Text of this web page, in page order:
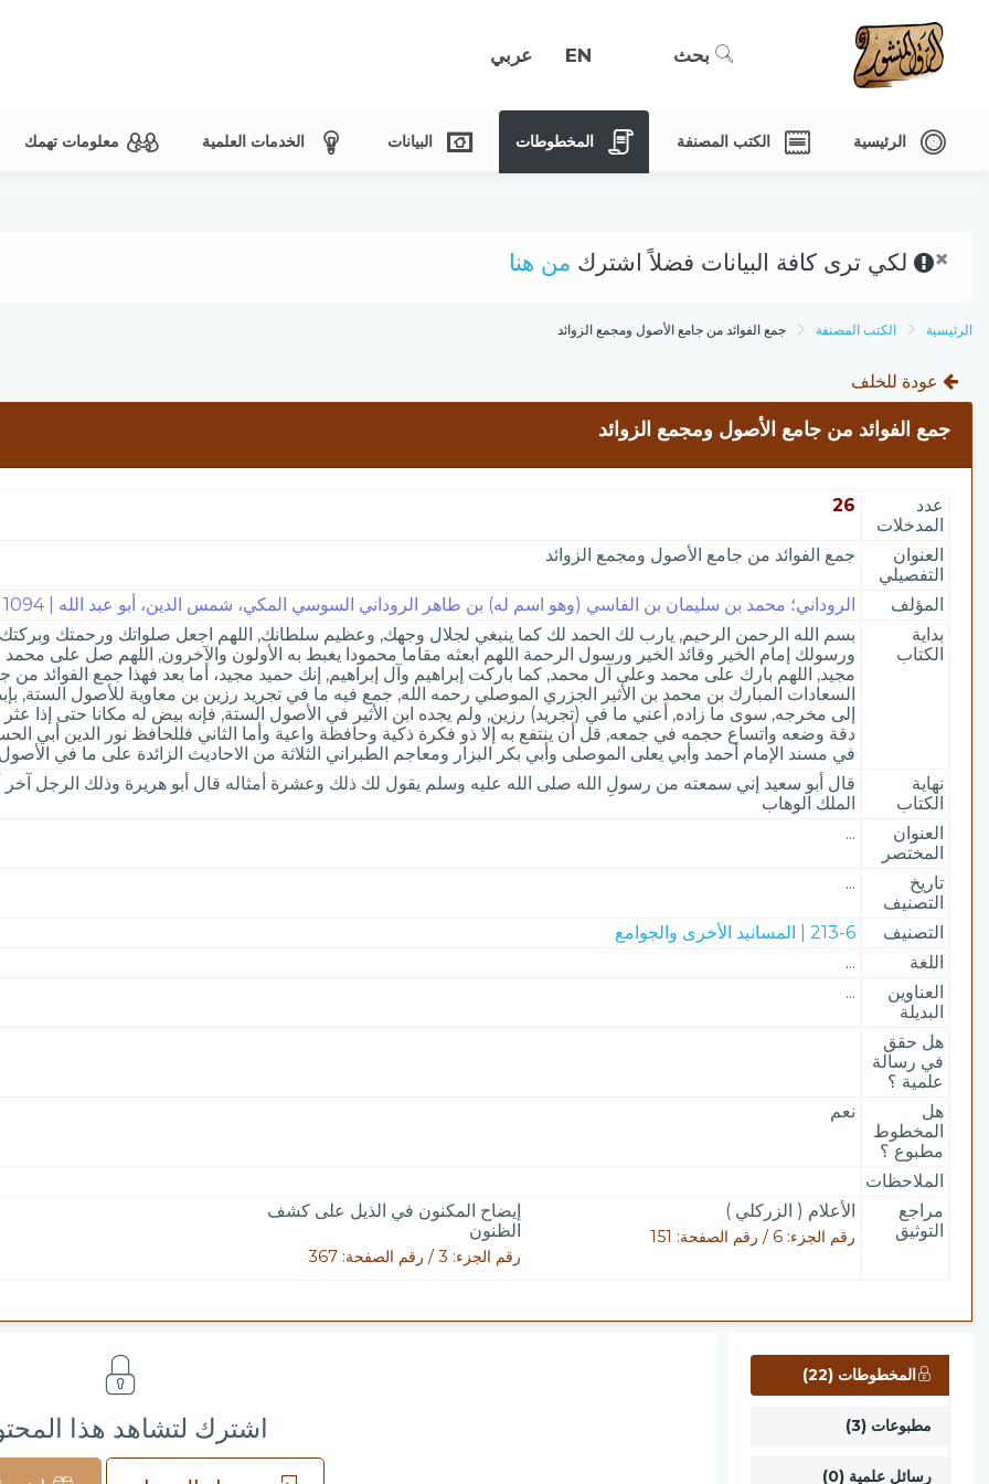
بحث EN عربي
الرئيسية الكتب المصنفة المخطوطات البيانات الخدمات العلمية معلومات تهمك
× لكي ترى كافة البيانات فضلاً اشترك من هنا
الرئيسية الكتب المصنفة جمع الفوائد من جامع الأصول ومجمع الزوائد
عودة للخلف
جمع الفوائد من جامع الأصول ومجمع الزوائد
عدد
المدخلات
26
العنوان
التفصيلي
جمع الفوائد من جامع الأصول ومجمع الزوائد
المؤلف
الروداني؛ محمد بن سليمان بن الفاسي (وهو اسم له) بن طاهر الروداني السوسي المكي، شمس الدين، أبو عبد الله | 1094
بداية
الكتاب
بسم الله الرحمن الرحيم, يارب لك الحمد لك كما ينبغي لجلال وجهك, وعظيم سلطانك, اللهم اجعل صلواتك ورحمتك
ورسولك إمام الخير وقائد الخير ورسول الرحمة اللهم ابعثه مقاما محمودا يغبط به الأولون والآخرون, اللهم صل على
مجيد, اللهم بارك على محمد وعلى آل محمد, كما باركت إبراهيم وآل إبراهيم, إنك حميد مجيد، أما بعد فهذا جمع الفوائد من
السعادات المبارك بن محمد بن الأثير الجزري الموصلي رحمه الله, جمع فيه ما في تجريد رزين بن معاوية للأصول الستة,
إلى مخرجه, سوى ما زاده, أعني ما في (تجريد) رزين, ولم يجده ابن الأثير في الأصول الستة, فإنه بيض له مكانا حتى إذا
دقة وضعه واتساع حجمه في جمعه, قل أن ينتفع به إلا ذو فكرة ذكية وحافظة واعية وأما الثاني فللحافظ نور الدين أبي
في مسند الإمام أحمد وأبي يعلى الموصلى وأبي بكر البزار ومعاجم الطبراني الثلاثة من الاحاديث الزائدة على ما في
نهاية
الكتاب
قال أبو سعيد إني سمعته من رسولِ الله صلى الله عليه وسلم يقول لك ذلك وعشرة أمثاله قال أبو هريرة وذلك الرجل آخر
الملك الوهاب
العنوان
المختصر
...
تاريخ
التصنيف
...
التصنيف
213-6 | المسانيد الأخرى والجوامع
اللغة
...
العناوين
البديلة
...
هل حقق
في رسالة
علمية ؟
هل
المخطوط
مطبوع ؟
نعم
الملاحظات
مراجع
التوثيق
الأعلام ( الزركلي )
رقم الجزء: 6 / رقم الصفحة: 151
إيضاح المكنون في الذيل على كشف
الظنون
رقم الجزء: 3 / رقم الصفحة: 367
المخطوطات (22)
مطبوعات (3)
رسائل علمية (0)
اشترك لتشاهد هذا